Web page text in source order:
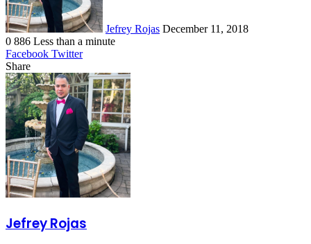
Jefrey Rojas December 11, 2018
0 886 Less than a minute
Facebook TwitterLinkedIn
Tumblr
Pinterest
Reddit
VKontakte
Odnoklassniki
Pocket
Share
Facebook
Twitter
LinkedIn
Tumblr
Pinterest
Reddit
VKontakte
Odnoklassniki
Pocket
Share
via
Email
Print
Jefrey Rojas